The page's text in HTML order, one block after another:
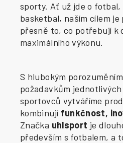
sporty. Ať už jde o fotbal,
basketbal, naším cílem
přesně to, co potřebují k
maximálního výkonu.
S hlubokým
požadavkům
sportovců vytváříme
kombinují funkčnost,
Značka uhlsport je
především s fotbalem, a